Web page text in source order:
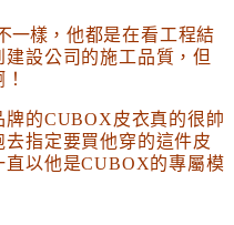
一樣 ，他都是在看工程結
建設公司的施工品質 ，但
！
的CUBOX皮衣真的很帥
去指定要買他穿的這件皮
直以他是CUBOX的專屬模